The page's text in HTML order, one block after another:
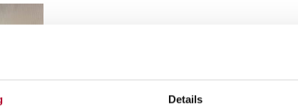
Details